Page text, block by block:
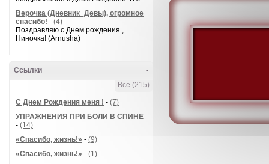
Верочка (Дневник_Девы), огромное
спасибо! - (4)
Поздравляю с Днем рождения ,
Ниночка! (Arnusha)
-
Ссылки
Все (215)
С Днем Рождения меня ! - (7)
УПРАЖНЕНИЯ ПРИ БОЛИ В СПИНЕ
- (14)
«Спасибо, жизнь!» - (9)
«Спасибо, жизнь!» - (1)